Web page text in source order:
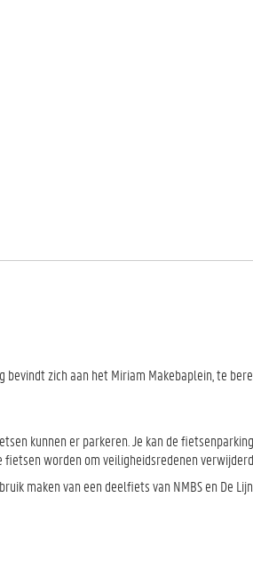
zich aan het Miriam Makebaplein, te
kunnen er parkeren. Je kan de
worden om veiligheidsredenen verwijderd.
maken van een deelfiets van NMBS en De Lijn.